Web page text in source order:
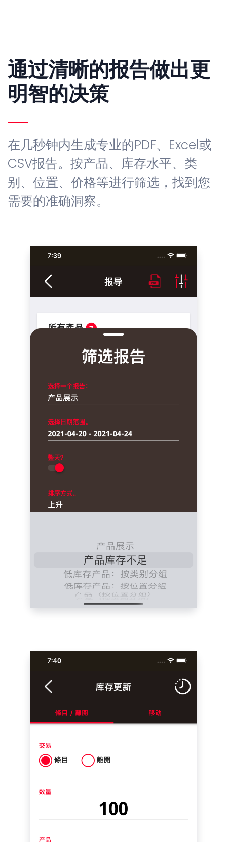
通过清晰的报告做出更
明智的决策
在几秒钟内生成专业的PDF、Excel或
CSV报告。按产品、库存水平、类
别、位置、价格等进行筛选，找到您
需要的准确洞察。